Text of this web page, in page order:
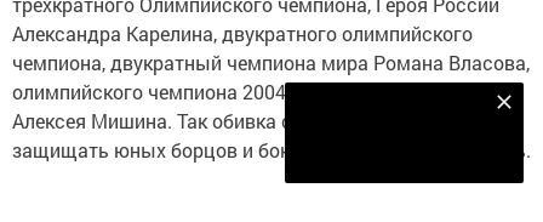
Александра Карелина, двукратного олимпийского
чемпиона, двукратный чемпиона мира Романа Власова,
олимпийского чемпиона 2004 года, чемпиона мира
Алексея Мишина. Так обивка стен будет не только
защищать юных борцов и боксеров, но и мотивировать.